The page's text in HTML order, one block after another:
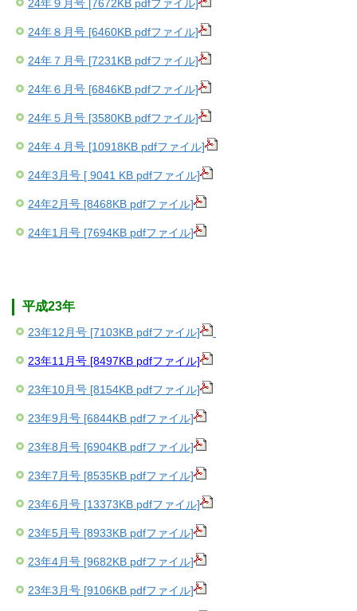
24年９月号 [7672KB pdfファイル]
24年８月号 [6460KB pdfファイル]
24年７月号 [7231KB pdfファイル]
24年６月号 [6846KB pdfファイル]
24年５月号 [3580KB pdfファイル]
24年４月号 [10918KB pdfファイル]
24年3月号 [ 9041 KB pdfファイル]
24年2月号 [8468KB pdfファイル]
24年1月号 [7694KB pdfファイル]
平成23年
23年12月号 [7103KB pdfファイル]
23年11月号 [8497KB pdfファイル]
23年10月号 [8154KB pdfファイル]
23年9月号 [6844KB pdfファイル]
23年8月号 [6904KB pdfファイル]
23年7月号 [8535KB pdfファイル]
23年6月号 [13373KB pdfファイル]
23年5月号 [8933KB pdfファイル]
23年4月号 [9682KB pdfファイル]
23年3月号 [9106KB pdfファイル]